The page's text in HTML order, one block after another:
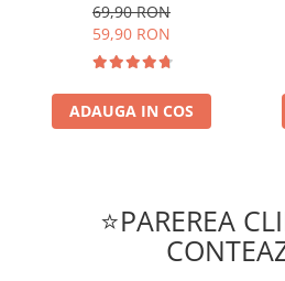
69,90 RON
59,90 RON
ADAUGA IN COS
⭐PAREREA